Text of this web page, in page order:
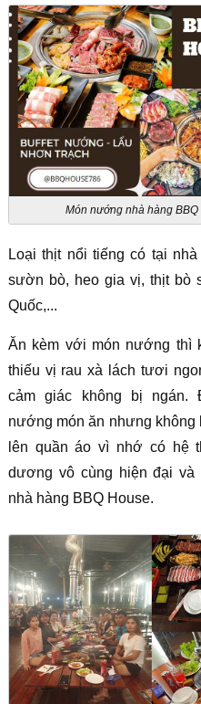
Món nướng nhà hàng BBQ
Loại thịt nổi tiếng có tại
sườn bò, heo gia vị, thịt bò
Quốc,...
Ăn kèm với món nướng thì
thiếu vị rau xà lách tươi
cảm giác không bị ngán.
nướng món ăn nhưng không
lên quần áo vì nhớ có hệ
dương vô cùng hiện đại và
nhà hàng BBQ House.